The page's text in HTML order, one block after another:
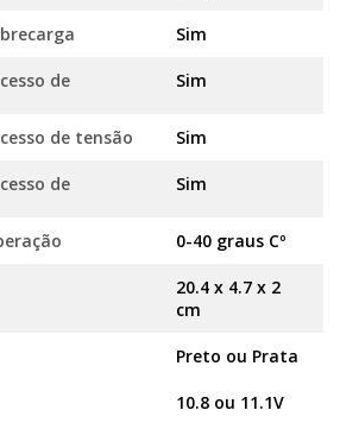
Sim
de
Sim
de tensão Sim
de
Sim
0-40 graus Cº
20.4 x 4.7 x 2
cm
Preto ou Prata
10.8 ou 11.1V